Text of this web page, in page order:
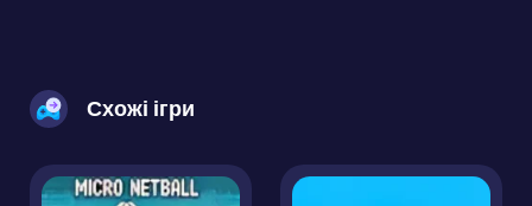
Схожі ігри